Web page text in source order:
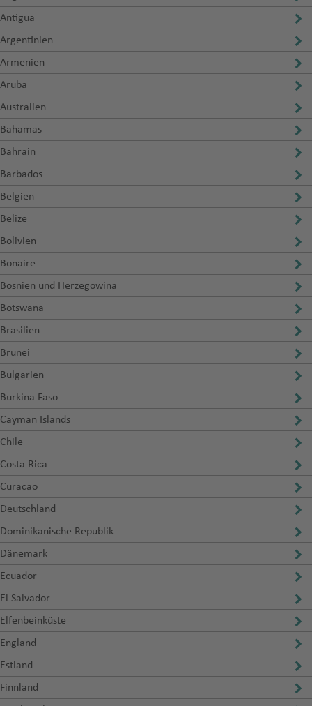
Antigua
Argentinien
Armenien
Aruba
Australien
Bahamas
Bahrain
Barbados
Belgien
Belize
Bolivien
Bonaire
Bosnien und Herzegowina
Botswana
Brasilien
Brunei
Bulgarien
Burkina Faso
Cayman Islands
Chile
Costa Rica
Curacao
Deutschland
Dominikanische Republik
Dänemark
Ecuador
El Salvador
Elfenbeinküste
England
Estland
Finnland